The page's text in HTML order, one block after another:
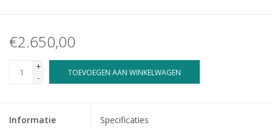
€2.650,00
+
-
TOEVOEGEN AAN WINKELWAGEN
Informatie Specificaties